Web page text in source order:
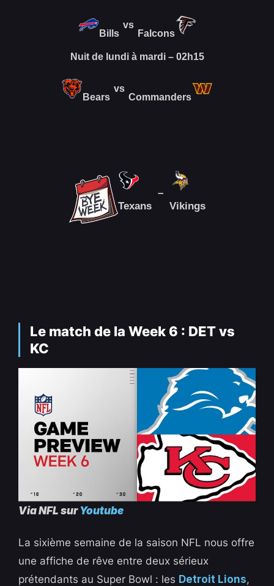
Bills
vs
Falcons
Nuit de lundi à mardi – 02h15
Bears
vs
Commanders
Texans
–
Vikings
Le match de la Week 6 : DET vs
KC
Via NFL surYoutube
La sixième semaine de la saison NFL nous offre
une affiche de rêve entre deux sérieux
prétendants au Super Bowl : les Detroit Lions,